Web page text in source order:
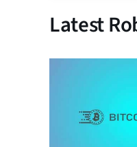
Latest